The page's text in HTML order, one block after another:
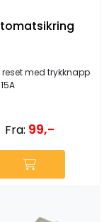
reset med trykknapp
Fra: 99,-